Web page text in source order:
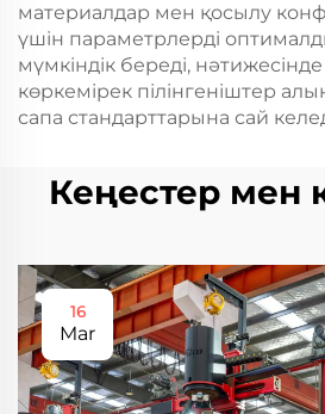
материалдар мен қосылу
үшін параметрлерді
мүмкіндік береді, нәтижесінде
көркемірек пілінгеніштер
сапа стандарттарына сай
Кеңестер мен
16
Mar